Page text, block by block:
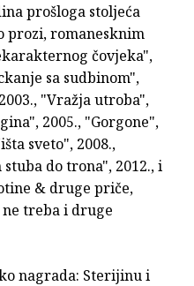
prošloga stoljeća
prozi, romanesknim
čovjeka",
sa sudbinom",
"Vražja utroba",
2005., "Gorgone",
sveto", 2008.,
do trona", 2012., i
& druge priče,
treba i druge
nagrada: Sterijinu i